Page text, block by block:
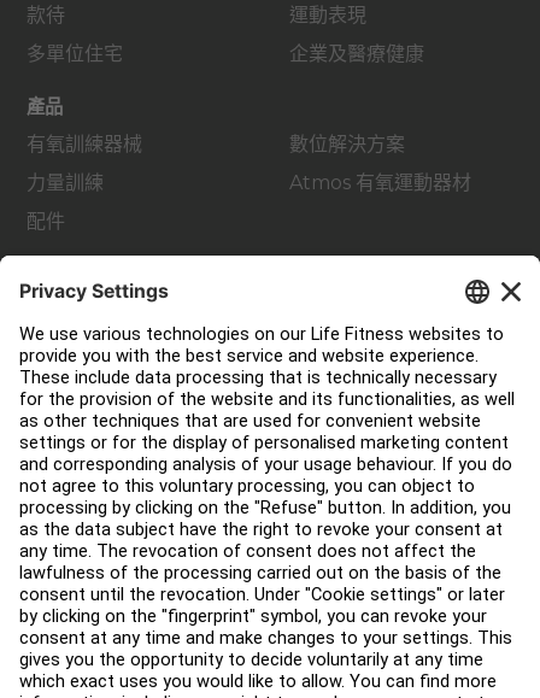
款待
多單位住宅
運動表現
企業及醫療健康
產品
有氧訓練器械
力量訓練
配件
數位解決方案
Atmos 有氧運動器材
服務中心
教育中心
關於我們
查找經銷商
尋找商店
法律
可及性
登入 Facility Connect